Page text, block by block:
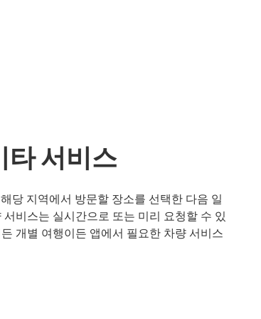
타 서비스
당 지역에서 방문할 장소를 선택한 다음 일
비스는 실시간으로 또는 미리 요청할 수 있
개별 여행이든 앱에서 필요한 차량 서비스